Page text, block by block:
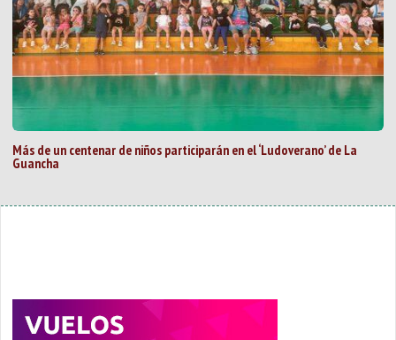
Más de un centenar de niños participarán en el ‘Ludoverano’ de La
Guancha